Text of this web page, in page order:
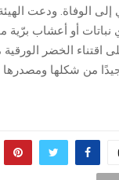
الوفاة. ودعت
أو أعشاب برّية
اقتناء الخضر
من شكلها ومصدرها